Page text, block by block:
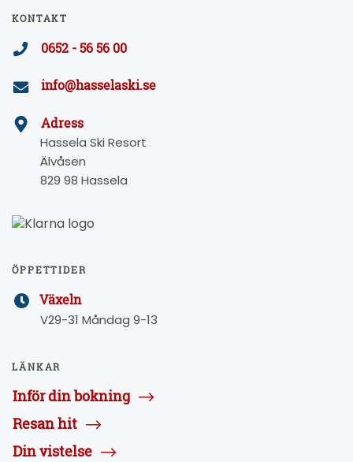
KONTAKT
0652 - 56 56 00
info@hasselaski.se
Adress
Hassela Ski Resort
Älvåsen
829 98 Hassela
ÖPPETTIDER
Växeln
V29-31 Måndag 9-13
LÄNKAR
Inför din bokning
Resan hit
Din vistelse